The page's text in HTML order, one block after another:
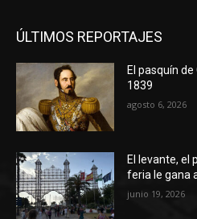
ÚLTIMOS REPORTAJES
El pasquín
1839
agosto 6, 2026
El levante, el
feria le gana
junio 19, 2026